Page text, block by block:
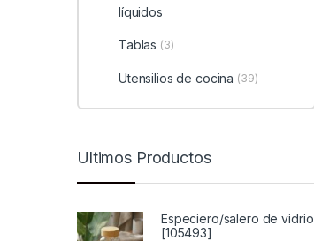
líquidos
Tablas (3)
Utensilios de cocina (39)
Ultimos Productos
Especiero/salero de vidrio
[105493]